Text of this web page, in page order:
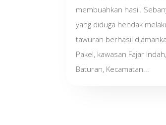
membuahkan hasil.
yang diduga hendak
tawuran berhasil
Pakel, kawasan Fajar
Baturan, Kecamatan...